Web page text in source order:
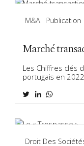
M&a Publication
Marché
Les Chiffres clés
portugais en 2022
Droit Des